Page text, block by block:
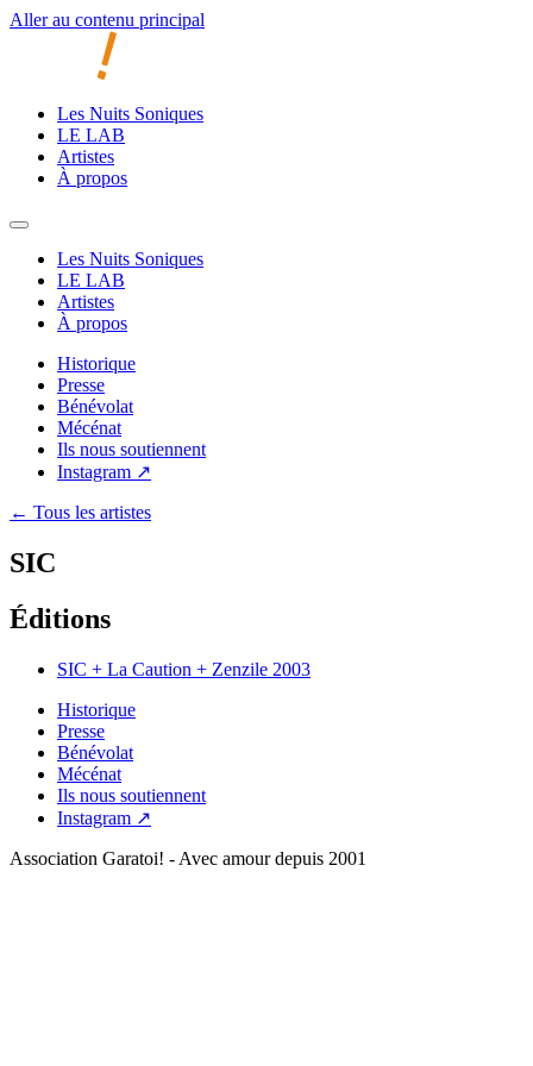
Aller au contenu principal
Les Nuits Soniques
LE LAB
Artistes
À propos
Les Nuits Soniques
LE LAB
Artistes
À propos
Historique
Presse
Bénévolat
Mécénat
Ils nous soutiennent
Instagram ↗
← Tous les artistes
SIC
Éditions
SIC + La Caution + Zenzile 2003
Historique
Presse
Bénévolat
Mécénat
Ils nous soutiennent
Instagram ↗
Association Garatoi! - Avec amour depuis 2001